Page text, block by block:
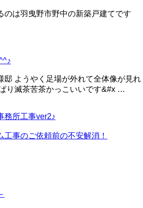
のは羽曳野市野中の新築戸建てです
邸 ようやく足場が外れて全体像が見れ
り滅茶苦茶かっこいいです&#x …
所工事ver2♪
工事のご依頼前の不安解消！